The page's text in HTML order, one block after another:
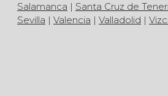
Salamanca | Santa Cruz de
Sevilla | Valencia | Valladolid |